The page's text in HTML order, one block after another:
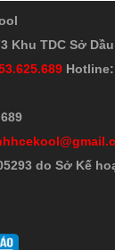
Khu TDC Sở
Hotline:
do Sở Kế